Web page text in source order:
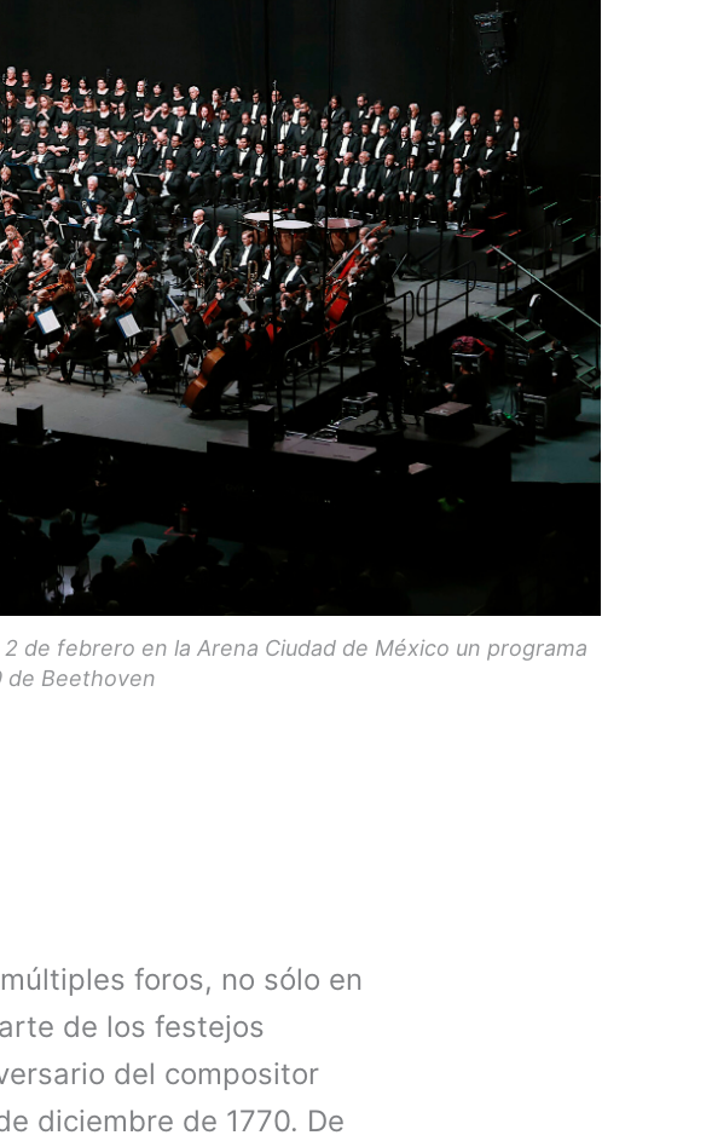
de febrero en la Arena Ciudad de México un programa
de Beethoven
foros, no sólo en
de los festejos
del compositor
diciembre de 1770. De